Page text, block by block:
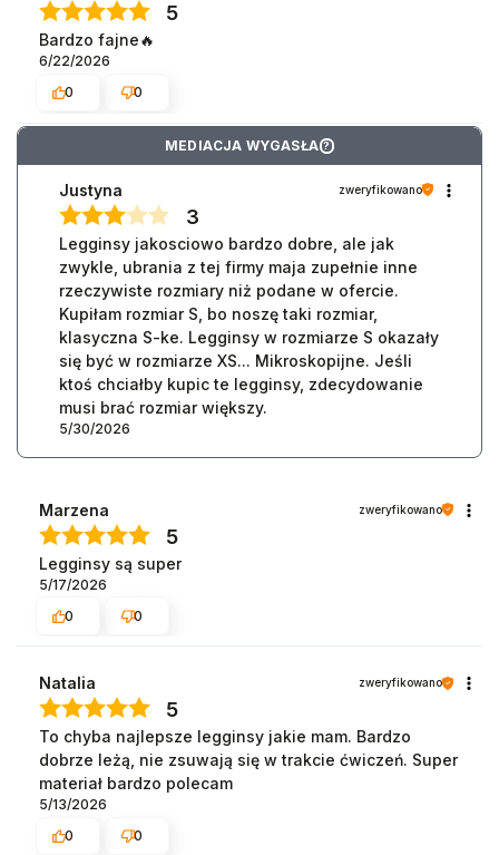
5
Bardzo fajne🔥
6/22/2026
0
0
MEDIACJA WYGASŁA ?
Justyna zweryfikowano
3
Legginsy jakosciowo bardzo dobre, ale jak
zwykle, ubrania z tej firmy maja zupełnie inne
rzeczywiste rozmiary niż podane w ofercie.
Kupiłam rozmiar S, bo noszę taki rozmiar,
klasyczna S-ke. Legginsy w rozmiarze S okazały
się być w rozmiarze XS... Mikroskopijne. Jeśli
ktoś chciałby kupic te legginsy, zdecydowanie
musi brać rozmiar większy.
5/30/2026
Marzena zweryfikowano
5
Legginsy są super
5/17/2026
0
0
Natalia zweryfikowano
5
To chyba najlepsze legginsy jakie mam. Bardzo
dobrze leżą, nie zsuwają się w trakcie ćwiczeń. Super
materiał bardzo polecam
5/13/2026
0
0